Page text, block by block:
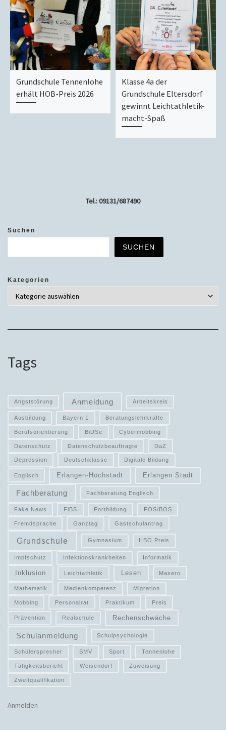
Grundschule Tennenlohe
erhält HOB-Preis 2026
Klasse 4a der
Grundschule Eltersdorf
gewinnt Leichtathletik-
macht-Spaß
Tel.: 09131/687490
Suchen
SUCHEN
Kategorien
Tags
Angststörung Anmeldung Arbeitskreis
Ausbildung Bayern 1 Beratungslehrkräfte
Berufsorientierung BiUSe Cybermobbing
Datenschutz Datenschutzbeauftragte DaZ
Depression Deutschklasse Digitale Bildung
Englisch Erlangen-Höchstadt Erlangen Stadt
Fachberatung Fachberatung Englisch
Fake News FiBS Fortbildung FOS/BOS
Fremdsprache Ganztag Gastschulantrag
Grundschule Gymnasium HBO Preis
Impfschutz Infektionskrankheiten Informatik
Inklusion Leichtathletik Lesen Masern
Mathematik Medienkompetenz Migration
Mobbing Personalrat Praktikum Preis
Prävention Realschule Rechenschwäche
Schulanmeldung Schulpsychologie
Schülersprecher SMV Sport Tennenlohe
Tätigkeitsbericht Weisendorf Zuweisung
Zweitqualifikation
Anmelden